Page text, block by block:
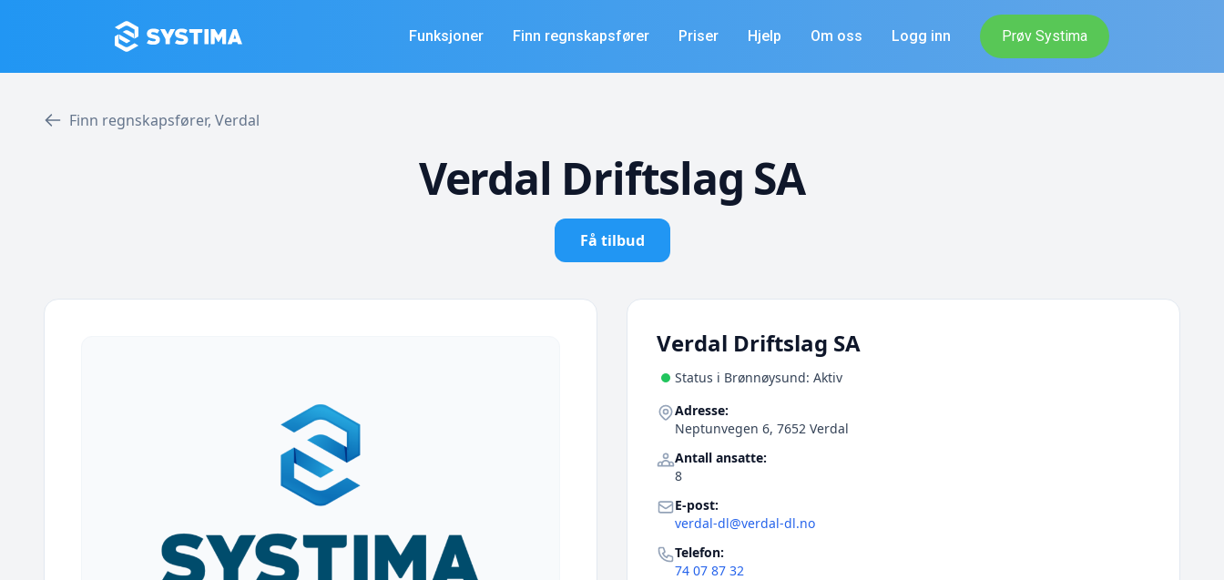
Funksjoner Finn regnskapsfører Priser Hjelp Om oss Logg inn Prøv Systima
Finn regnskapsfører, Verdal
Verdal Driftslag SA
Få tilbud
Verdal Driftslag SA
Status i Brønnøysund: Aktiv
Adresse:
Neptunvegen 6, 7652 Verdal
Antall ansatte:
8
E-post:
verdal-dl@verdal-dl.no
Telefon:
74 07 87 32